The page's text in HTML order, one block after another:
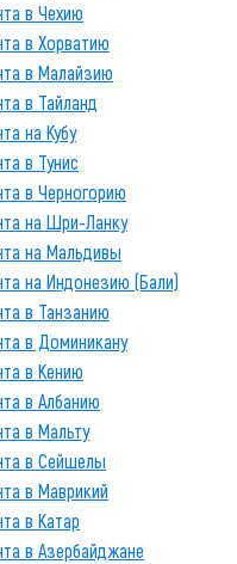
в Чехию
в Хорватию
в Малайзию
в Тайланд
на Кубу
в Тунис
в Черногорию
на Шри-Ланку
на Мальдивы
на Индонезию (Бали)
в Танзанию
в Доминикану
в Кению
в Албанию
в Мальту
в Сейшелы
в Маврикий
в Катар
в Азербайджане